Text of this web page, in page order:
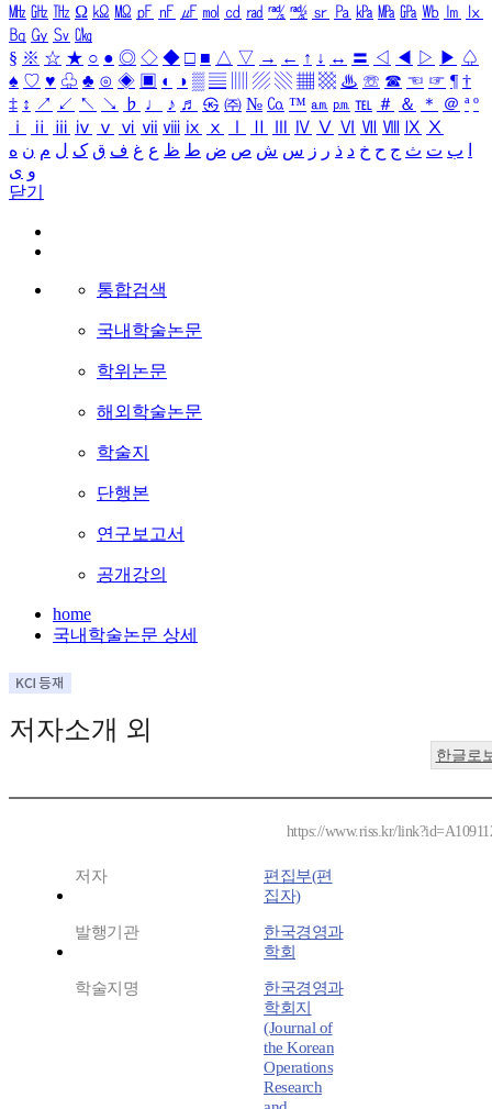
㎒ ㎓ ㎔ Ω ㏀ ㏁ ㎊ ㎋ ㎌ ㏖ ㏅ ㎭ ㎮ ㎯ ㏛ ㎩ ㎪ ㎫ ㎬ ㏝ ㏐
㏓
㏃ ㏉ ㏜ ㏆
§ ※ ☆ ★ ○ ● ◎ ◇ ◆ □ ■ △ ▽ → ← ↑ ↓ ↔ 〓 ◁ ◀ ▷ ▶ ♤
♠ ♡ ♥ ♧ ♣ ⊙ ◈ ▣ ◐ ◑ ▒ ▤ ▨ ▧ ▦ ▩ ♨ ☏ ☎ ☜ ☞ ¶ †
‡ ↕ ↗ ↙ ↖ ↘ ♭ ♩ ♪ ♬ ㉿ ㈜ № ㏇ ™ ㏂ ㏘ ℡ ＃ ＆ ＊ ＠ ª º
ⅰ
ⅱ ⅲ ⅳ ⅴ ⅵ ⅶ ⅷ ⅸ ⅹ Ⅳ Ⅴ Ⅵ Ⅶ Ⅷ Ⅸ Ⅹ
ب ت ث ج ح خ د ذ ر ز س ش ص ض ط ظ ع غ ف ق ک ل م ن ه
و ی
닫기
통합검색
국내학술논문
학위논문
해외학술논문
학술지
단행본
연구보고서
공개강의
home
국내학술논문 상세
저자소개 외
한글로
https://www.riss.kr/
저자
편집부(편
집자)
발행기관
한국경영과
학회
학술지명
한국경영과
학회지
(Journal of
the Korean
Operations
Research